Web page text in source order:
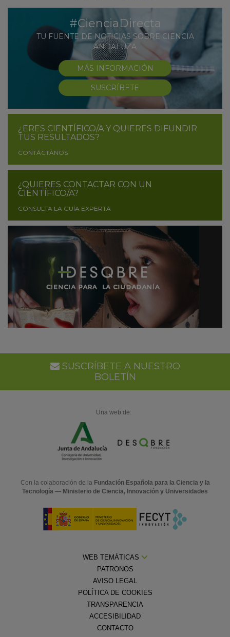
#CienciaDirecta
TU FUENTE DE NOTICIAS SOBRE CIENCIA
ANDALUZA
MÁS INFORMACIÓN
SUSCRÍBETE
¿ERES CIENTÍFICO/A Y QUIERES DIFUNDIR
TUS RESULTADOS?
CONTÁCTANOS
¿QUIERES CONTACTAR CON UN
CIENTÍFICO/A?
CONSULTA LA GUÍA EXPERTA
SUSCRÍBETE A NUESTRO
BOLETÍN
Una web de:
Con la colaboración de la Fundación Española para la Ciencia y la
Tecnología — Ministerio de Ciencia, Innovación y Universidades
WEB TEMÁTICAS
PATRONOS
AVISO LEGAL
POLÍTICA DE COOKIES
TRANSPARENCIA
ACCESIBILIDAD
CONTACTO